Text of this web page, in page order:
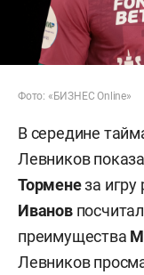
Фото: «БИЗНЕС Online»
В середине
Левников
Торменеза игру
Иванов
преимущества
Левников